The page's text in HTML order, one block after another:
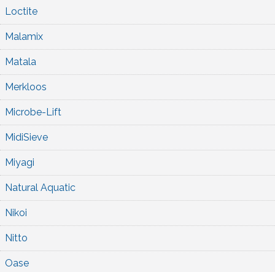
Loctite
Malamix
Matala
Merkloos
Microbe-Lift
MidiSieve
Miyagi
Natural Aquatic
Nikoi
Nitto
Oase